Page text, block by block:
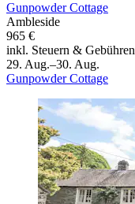
Gunpowder Cottage
Ambleside
965 €
inkl. Steuern & Gebühren
29. Aug.–30. Aug.
Gunpowder Cottage